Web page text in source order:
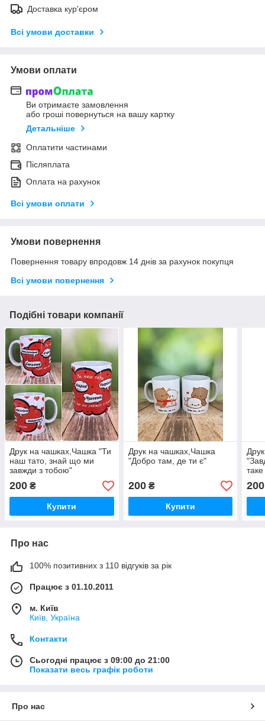
Доставка кур'єром
Всі умови доставки
Умови оплати
Ви отримаєте замовлення
або гроші повернуться на вашу картку
Детальніше
Оплатити частинами
Післяплата
Оплата на рахунок
Всі умови оплати
Умови повернення
Повернення товару впродовж 14 днів за рахунок покупця
Всі умови повернення
Подібні товари компанії
Друк на чашках,Чашка "Ти
наш тато, знай що ми
завжди з тобою"
200 ₴
Купити
Друк на чашках,Чашка
"Добро там, де ти є"
200₴
Купити
200
Про нас
100% позитивних з 110 відгуків за рік
Працює з 01.10.2011
м. Київ
Київ, Україна
Контакти
Сьогодні працює з 09:00 до 21:00
Показати весь графік роботи
Про нас